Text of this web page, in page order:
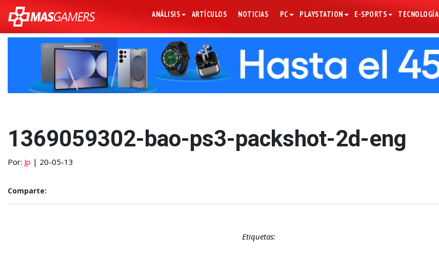
ANÁLISIS ARTÍCULOS NOTICIAS PC PLAYSTATION E-SPORTS TECNOLOGÍA
1369059302-bao-ps3-packshot-2d-eng
Por: Jp | 20-05-13
Comparte:
Etiquetas: